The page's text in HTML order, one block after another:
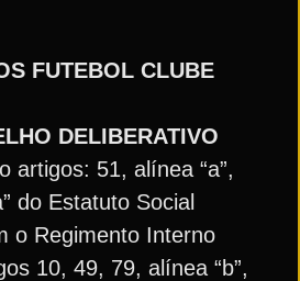
FUTEBOL CLUBE
DELIBERATIVO
artigos: 51, alínea “a”,
do Estatuto Social
o Regimento Interno
10, 49, 79, alínea “b”,